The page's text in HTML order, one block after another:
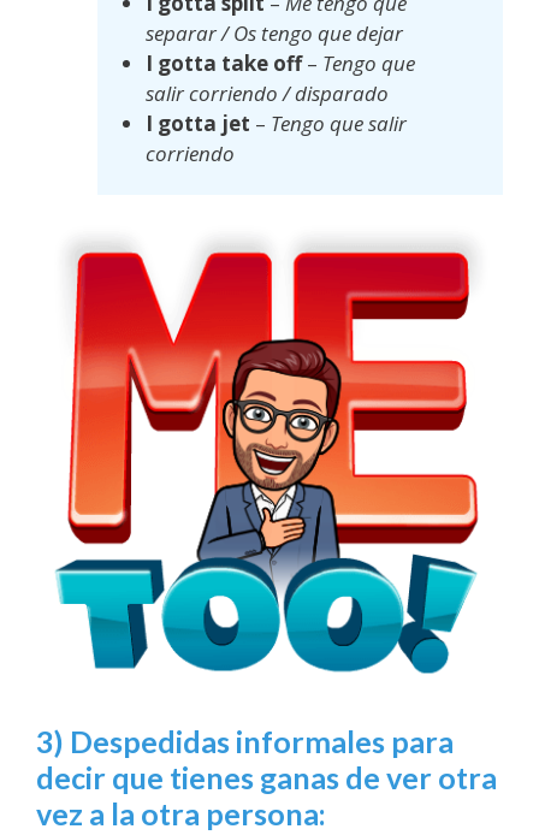
separar / Os tengo que dejar
I gotta take off– Tengo que
salir corriendo / disparado
I gotta jet – Tengo que salir
corriendo
3) Despedidas informales para
decir que tienes ganas de ver otra
vez a la otra persona: